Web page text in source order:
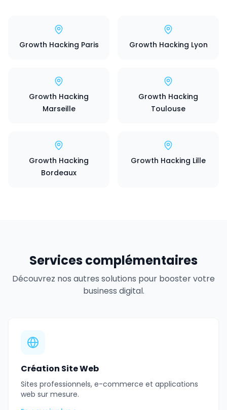
Growth Hacking Paris Growth Hacking Lyon
Growth Hacking
Marseille
Growth Hacking
Toulouse
Growth Hacking
Bordeaux
Growth Hacking Lille
Services complémentaires
Découvrez nos autres solutions pour booster votre
business digital.
Création Site Web
Sites professionnels, e-commerce et applications
web sur mesure.